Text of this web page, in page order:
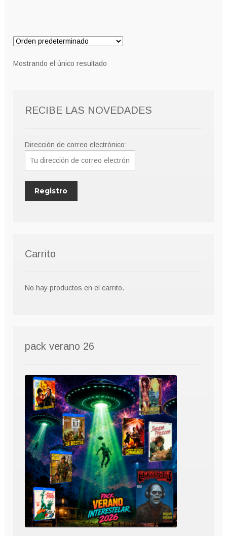
Mostrando el único resultado
RECIBE LAS NOVEDADES
Dirección de correo electrónico:
Carrito
No hay productos en el carrito.
pack verano 26